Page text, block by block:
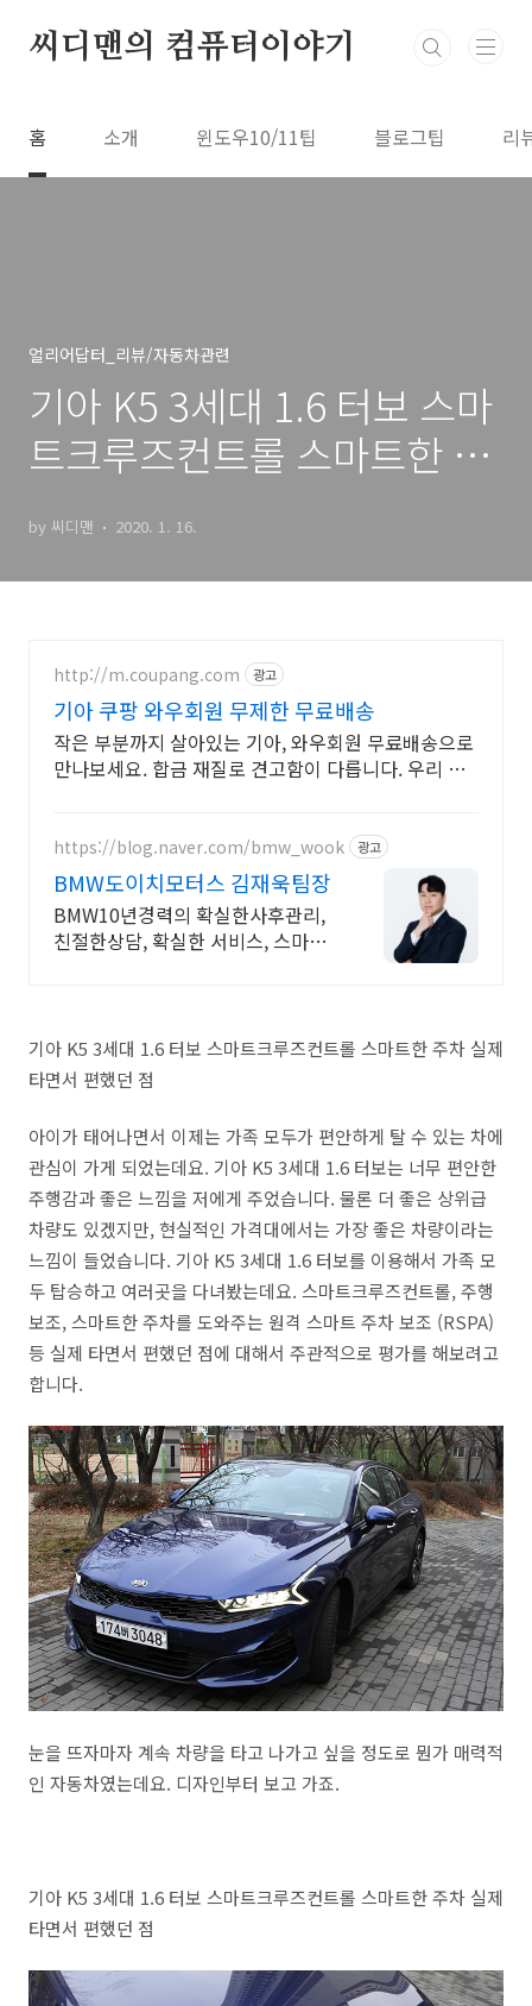
씨디맨의 컴퓨터이야기
홈 소개 윈도우10/11팁 블로그팁 리
얼리어답터_리뷰/자동차관련
기아 K5 3세대 1.6 터보 스마
트크루즈컨트롤 스마트한 주
by 씨디맨 2020. 1. 16.
http://m.coupang.com 광고
기아 쿠팡 와우회원 무제한 무료배송
작은 부분까지 살아있는 기아, 와우회원 무료배송으로
만나보세요. 합금 재질로 견고함이 다릅니다. 우리 아
https://blog.naver.com/bmw_wook 광고
BMW도이치모터스 김재욱팀장
BMW10년경력의 확실한사후관리,
친절한상담, 확실한 서비스, 스마트
기아 K5 3세대 1.6 터보 스마트크루즈컨트롤 스마트한 주차 실제
타면서 편했던 점
아이가 태어나면서 이제는 가족 모두가 편안하게 탈 수 있는 차에
관심이 가게 되었는데요. 기아 K5 3세대 1.6 터보는 너무 편안한
주행감과 좋은 느낌을 저에게 주었습니다. 물론 더 좋은 상위급
차량도 있겠지만, 현실적인 가격대에서는 가장 좋은 차량이라는
느낌이 들었습니다. 기아 K5 3세대 1.6 터보를 이용해서 가족 모
두 탑승하고 여러곳을 다녀봤는데요. 스마트크루즈컨트롤, 주행
보조, 스마트한 주차를 도와주는 원격 스마트 주차 보조 (RSPA)
등 실제 타면서 편했던 점에 대해서 주관적으로 평가를 해보려고
합니다.
눈을 뜨자마자 계속 차량을 타고 나가고 싶을 정도로 뭔가 매력적
인 자동차였는데요. 디자인부터 보고 가죠.
기아 K5 3세대 1.6 터보 스마트크루즈컨트롤 스마트한 주차 실제
타면서 편했던 점